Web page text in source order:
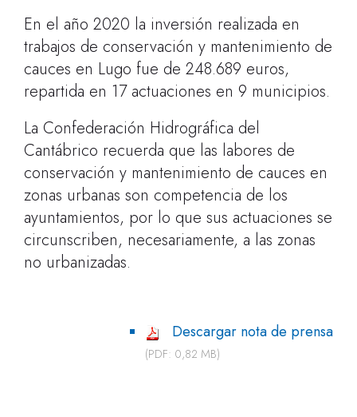
En el año 2020 la inversión realizada en
trabajos de conservación y mantenimiento de
cauces en Lugo fue de 248.689 euros,
repartida en 17 actuaciones en 9 municipios.
La Confederación Hidrográfica del
Cantábrico recuerda que las labores de
conservación y mantenimiento de cauces en
zonas urbanas son competencia de los
ayuntamientos, por lo que sus actuaciones se
circunscriben, necesariamente, a las zonas
no urbanizadas.
Descargar nota de prensa
(PDF: 0,82 MB)